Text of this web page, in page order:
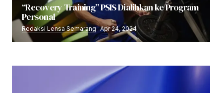
“Recovery Training” PSIS Dialihkan ke Program
Personal
Redaksi Lensa Semarang Apr 24, 2024